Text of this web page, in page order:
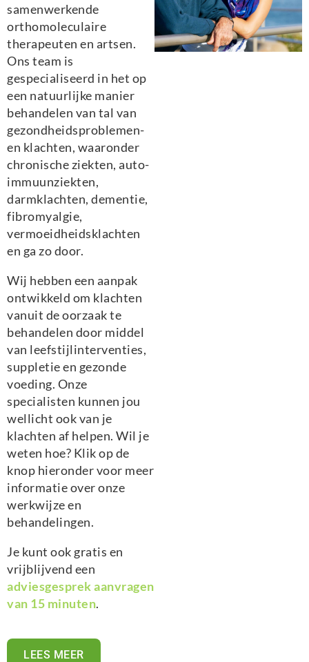
samenwerkende
orthomoleculaire
therapeuten en artsen.
Ons team is
gespecialiseerd in het op
een natuurlijke manier
behandelen van tal van
gezondheidsproblemen-
en klachten, waaronder
chronische ziekten, auto-
immuunziekten,
darmklachten, dementie,
fibromyalgie,
vermoeidheidsklachten
en ga zo door.
Wij hebben een aanpak
ontwikkeld om klachten
vanuit de oorzaak te
behandelen door middel
van leefstijlinterventies,
suppletie en gezonde
voeding. Onze
specialisten kunnen jou
wellicht ook van je
klachten af helpen. Wil je
weten hoe? Klik op de
knop hieronder voor meer
informatie over onze
werkwijze en
behandelingen.
Je kunt ook gratis en
vrijblijvend een
adviesgesprek aanvragen
van 15 minuten.
LEES MEER